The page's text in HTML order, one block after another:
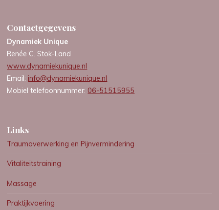
Contactgegevens
Dynamiek Unique
Renée C. Stok-Land
www.dynamiekunique.nl
Email: info@dynamiekunique.nl
Mobiel telefoonnummer: 06-51515955
Links
Traumaverwerking en Pijnvermindering
Vitaliteitstraining
Massage
Praktijkvoering